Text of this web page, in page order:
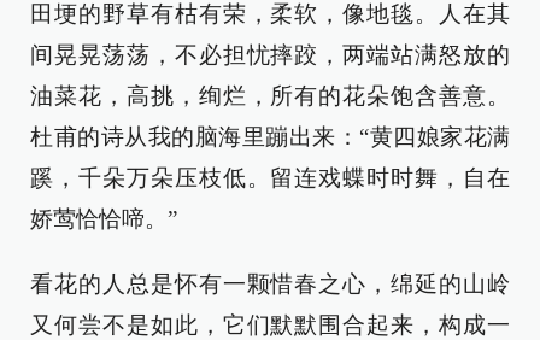
田埂的野草有枯有荣，柔软，像地毯。人在其
间晃晃荡荡，不必担忧摔跤，两端站满怒放的
油菜花，高挑，绚烂，所有的花朵饱含善意。
杜甫的诗从我的脑海里蹦出来：“黄四娘家花满
蹊，千朵万朵压枝低。留连戏蝶时时舞，自在
娇莺恰恰啼。”
看花的人总是怀有一颗惜春之心，绵延的山岭
又何尝不是如此，它们默默围合起来，构成一